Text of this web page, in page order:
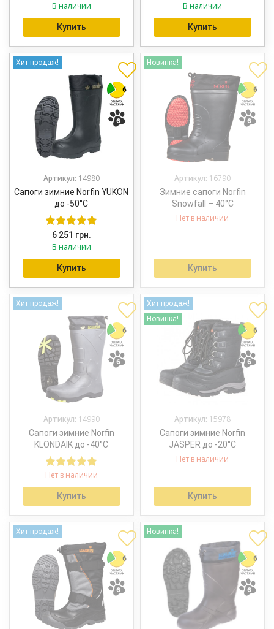
В наличии
Купить
В наличии
Купить
Хит продаж!
Артикул: 14980
Сапоги зимние Norfin YUKON
до -50°С
Оценка5.00
из 5
6 251 грн.
В наличии
Купить
Новинка!
Артикул: 16790
Зимние сапоги Norfin
Snowfall – 40°C
Нет в наличии
Купить
Хит продаж!
Артикул: 14990
Сапоги зимние Norfin
KLONDAIK до -40°С
Оценка5.00
Нет в наличии
Купить
Хит продаж!
Новинка!
Артикул: 15978
Сапоги зимние Norfin
JASPER до -20°С
Нет в наличии
Купить
Хит продаж! Новинка!